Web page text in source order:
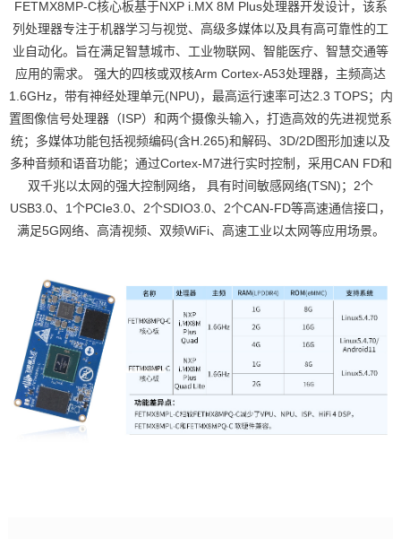
FETMX8MP-C核心板基于NXPi.MX 8M Plus处理器开发设计，该系
列处理器专注于机器学习与视觉、高级多媒体以及具有高可靠性的工
业自动化。旨在满足智慧城市、 工业物联网、智能医疗、 智慧交通等
应用的需求。 强大的四核或双核Arm Cortex-A53处理器，主频高达
1.6GHz，带有神经处理单元(NPU)，最高运行速率可达2.3 TOPS；内
置图像信号处理器（ISP）和两个摄像头输入，打造高效的先进视觉系
统；多媒体功能包括视频编码(含H.265)和解码、3D/2D图形加速以及
多种音频和语音功能；通过Cortex-M7进行实时控制，采用CAN FD和
双千兆以太网的强大控制网络， 具有时间敏感网络(TSN)；2个
USB3.0、1个PCIe3.0、2个SDIO3.0、2个CAN-FD等高速通信接口，
满足5G网络、高清视频、双频WiFi、高速工业以太网等应用场景。